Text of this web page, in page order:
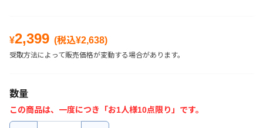
¥2,399 (税込¥2,638)
受取方法によって販売価格が変動する場合があります。
数量
この商品は、一度につき「お1人様10点限り」です。